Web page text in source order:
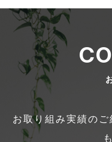
お取り組み実績の